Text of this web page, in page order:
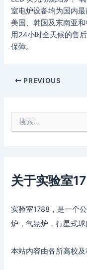
关于实验室
实验室1788，是一个
炉，气氛炉，行星式
本站内容由各所高校
室电炉设备均为国内
美国、韩国及东南亚和
用24小时全天候的售
保障。
PREVIOUS